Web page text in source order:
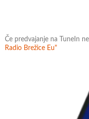
Če predvajanje na TuneIn
Radio Brežice Eu"